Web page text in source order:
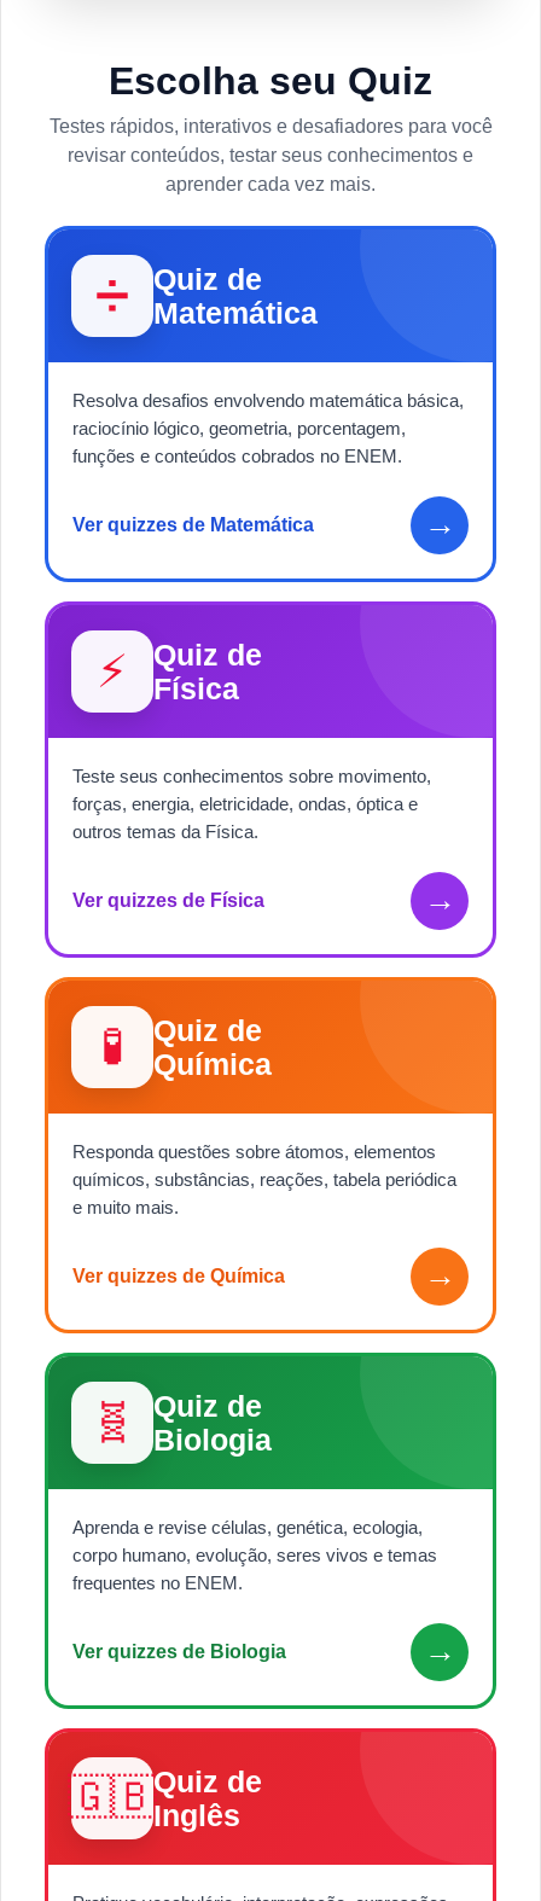
Escolha seu Quiz
Testes rápidos, interativos e desafiadores para você
revisar conteúdos, testar seus conhecimentos e
aprender cada vez mais.
➗
Quiz de
Matemática
Resolva desafios envolvendo matemática básica,
raciocínio lógico, geometria, porcentagem,
funções e conteúdos cobrados no ENEM.
Ver quizzes de Matemática →
⚡
Quiz de
Física
Teste seus conhecimentos sobre movimento,
forças, energia, eletricidade, ondas, óptica e
outros temas da Física.
Ver quizzes de Física →
🧪
Quiz de
Química
Responda questões sobre átomos, elementos
químicos, substâncias, reações, tabela periódica
e muito mais.
Ver quizzes de Química →
🧬
Quiz de
Biologia
Aprenda e revise células, genética, ecologia,
corpo humano, evolução, seres vivos e temas
frequentes no ENEM.
Ver quizzes de Biologia →
🇬🇧Quiz de
Inglês